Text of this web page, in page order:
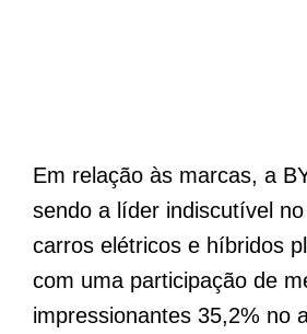
Em relação às marcas, a
sendo a líder indiscutível
carros elétricos e híbridos
com uma participação de
impressionantes 35,2% no